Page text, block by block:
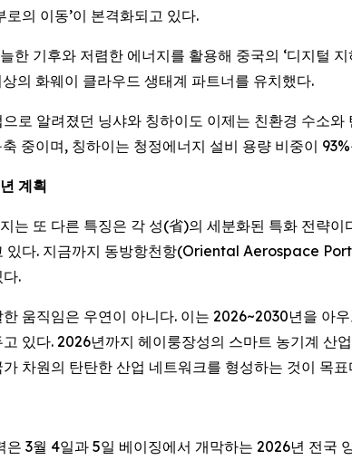
로의 이동’이 본격화되고 있다.
한 기후와 저렴한 에너지를 활용해 중국의 ‘디지털
의 화웨이 클라우드 생태계 파트너를 유치했다.
로 알려졌던 닝샤와 칭하이도 이제는 친환경 수소
중이며, 칭하이는 청정에너지 설비 용량 비중이
계획
는 또 다른 특징은 각 성(省)의 세분화된 특화 전략
있다. 지금까지 동방항천항(Oriental Aerospace
.
움직임은 우연이 아니다. 이는 2026~2030년을 아
고 있다. 2026년까지 헤이룽장성의 스마트 농기계
차원의 탄탄한 산업 네트워크를 형성하는 것이 목표
은 3월 4일과 5일 베이징에서 개막하는 2026년 전